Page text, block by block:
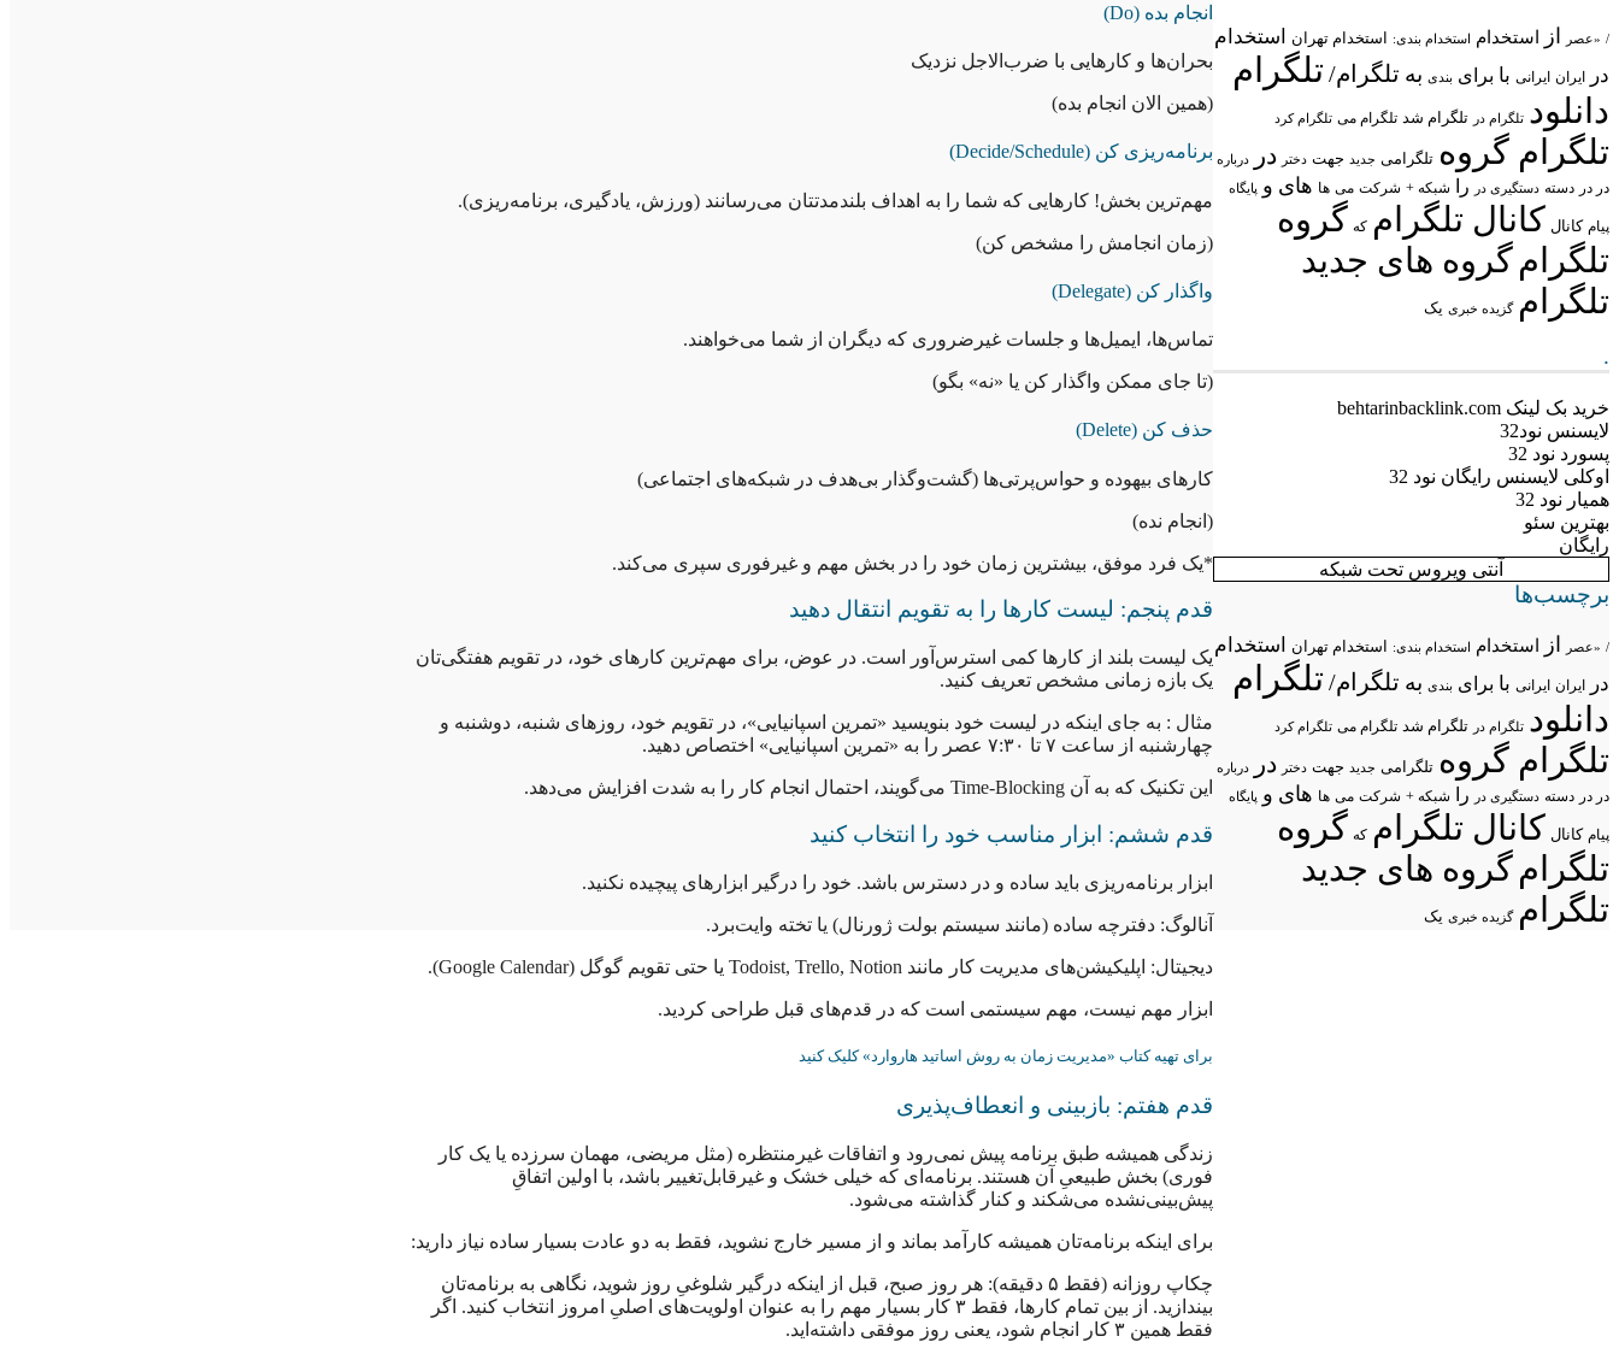
/ «عصر از استخدام استخدام بندی: استخدام تهران
استخدام
در
ایران ایرانی با برای بندی به تلگرام/ تلگرام
دانلود تلگرام در تلگرام شد تلگرام می تلگرام کرد
تلگرام گروه تلگرامی جدید جهت دختر در درباره
در در دسته دستگیری در را شبکه + شرکت می ها های و پایگاه
پیام کانال کانال تلگرام که گروه
تلگرامگروه های جدید
تلگرام گزیده خبری یک
.
خرید بک لینک behtarinbacklink.com
لایسنس نود32
پسورد نود 32
اوکلی لایسنس رایگان نود 32
همیار نود 32
بهترین سئو
رایگان
آنتی ویروس تحت شبکه
انجام بده (Do)
بحران‌ها و کارهایی با ضرب‌الاجل نزدیک
(همین الان انجام بده)
برنامه‌ریزی کن (Decide/Schedule)
مهم‌ترین بخش! کارهایی که شما را به اهداف بلندمدتتان می‌رسانند (ورزش، یادگیری، برنامه‌ریزی).
(زمان انجامش را مشخص کن)
واگذار کن (Delegate)
تماس‌ها، ایمیل‌ها و جلسات غیرضروری که دیگران از شما می‌خواهند.
(تا جای ممکن واگذار کن یا «نه» بگو)
حذف کن (Delete)
کارهای بیهوده و حواس‌پرتی‌ها (گشت‌وگذار بی‌هدف در شبکه‌های اجتماعی)
(انجام نده)
*یک فرد موفق، بیشترین زمان خود را در بخش مهم و غیرفوری سپری می‌کند.
قدم پنجم: لیست کارها را به تقویم انتقال دهید
یک لیست بلند از کارها کمی استرس‌آور است. در عوض، برای مهم‌ترین کارهای خود، در تقویم هفتگی‌تان
یک بازه زمانی مشخص تعریف کنید.
مثال : به جای اینکه در لیست خود بنویسید «تمرین اسپانیایی»، در تقویم خود، روزهای شنبه، دوشنبه و
چهارشنبه از ساعت ۷ تا ۷:۳۰ عصر را به «تمرین اسپانیایی» اختصاص دهید.
این تکنیک که به آن Time-Blocking می‌گویند، احتمال انجام کار را به شدت افزایش می‌دهد.
قدم ششم: ابزار مناسب خود را انتخاب کنید
ابزار برنامه‌ریزی باید ساده و در دسترس باشد. خود را درگیر ابزارهای پیچیده نکنید.
آنالوگ: دفترچه ساده (مانند سیستم بولت ژورنال) یا تخته وایت‌برد.
دیجیتال: اپلیکیشن‌های مدیریت کار مانند Todoist, Trello, Notion یا حتی تقویم گوگل (Google Calendar).
ابزار مهم نیست، مهم سیستمی است که در قدم‌های قبل طراحی کردید.
برای تهیه کتاب «مدیریت زمان به روش اساتید هاروارد» کلیک کنید
قدم هفتم: بازبینی و انعطاف‌پذیری
زندگی همیشه طبق برنامه پیش نمی‌رود و اتفاقات غیرمنتظره (مثل مریضی، مهمان سرزده یا یک کار
فوری) بخش طبیعیِ آن هستند. برنامه‌ای که خیلی خشک و غیرقابل‌تغییر باشد، با اولین اتفاقِ
پیش‌بینی‌نشده می‌شکند و کنار گذاشته می‌شود.
برای اینکه برنامه‌تان همیشه کارآمد بماند و از مسیر خارج نشوید، فقط به دو عادت بسیار ساده نیاز دارید:
چکاپ روزانه (فقط ۵ دقیقه): هر روز صبح، قبل از اینکه درگیر شلوغیِ روز شوید، نگاهی به برنامه‌تان
بیندازید. از بین تمام کارها، فقط ۳ کار بسیار مهم را به عنوان اولویت‌های اصلیِ امروز انتخاب کنید. اگر
فقط همین ۳ کار انجام شود، یعنی روز موفقی داشته‌اید.
برچسب‌ها
/ «عصر از استخدام استخدام بندی: استخدام تهران
استخدام
در
ایران ایرانی با برای بندی به تلگرام/ تلگرام
دانلود تلگرام در تلگرام شد تلگرام می تلگرام کرد
تلگرام گروه تلگرامی جدید جهت دختر در درباره
در در دسته دستگیری در را شبکه + شرکت می ها های و پایگاه
پیام کانال کانال تلگرام که گروه
تلگرامگروه های جدید
تلگرام گزیده خبری یک